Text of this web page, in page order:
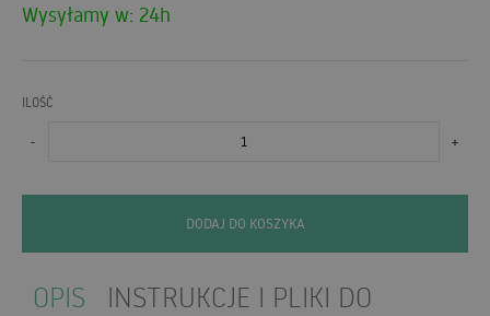
Wysyłamy w: 24h
ILOŚĆ
- +
DODAJ DO KOSZYKA
OPIS
INSTRUKCJE I PLIKI DO